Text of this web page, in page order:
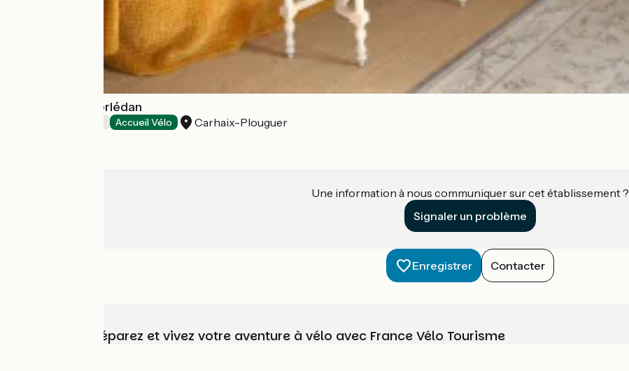
Le Manoir de Kerlédan
Accueil Vélo Carhaix-Plouguer
Une information à nous communiquer sur cet établissement ?
Signaler un problème
Enregistrer Contacter
Choisissez, préparez et vivez votre aventure à vélo avec France Vélo Tourisme